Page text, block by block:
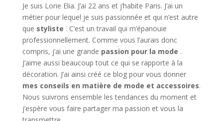
Je suis Lorie Elia. J’ai 22 ans et j’habite Paris. J’ai un
métier pour lequel je suis passionnée et qui n’est autre
que styliste . C’est un travail qui m’épanouie
professionnellement. Comme vous l’aurais donc
compris, j’ai une grande passion pour la mode .
J’aime aussi beaucoup tout ce qui se rapporte à la
décoration. J’ai ainsi créé ce blog pour vous donner
mes conseils en matière de mode et accessoires.
Nous suivrons ensemble les tendances du moment et
j’espère vous faire partager ma passion et vous la